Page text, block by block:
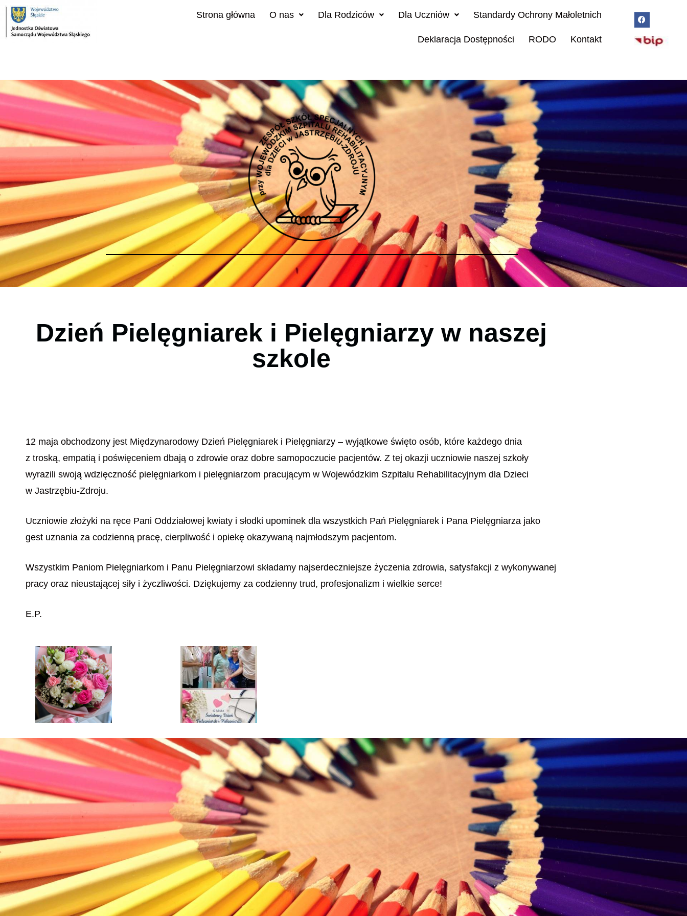
treści
Strona główna O nas Dla Rodziców Dla Uczniów Standardy Ochrony Małoletnich
Deklaracja Dostępności RODO Kontakt
Dzień Pielęgniarek i Pielęgniarzy w naszej
szkole
12 maja obchodzony jest Międzynarodowy Dzień Pielęgniarek i Pielęgniarzy – wyjątkowe święto osób, które każdego dnia
z troską, empatią i poświęceniem dbają o zdrowie oraz dobre samopoczucie pacjentów. Z tej okazji uczniowie naszej szkoły
wyrazili swoją wdzięczność pielęgniarkom i pielęgniarzom pracującym w Wojewódzkim Szpitalu Rehabilitacyjnym dla Dzieci
w Jastrzębiu-Zdroju.
Uczniowie złożyki na ręce Pani Oddziałowej kwiaty i słodki upominek dla wszystkich Pań Pielęgniarek i Pana Pielęgniarza jako
gest uznania za codzienną pracę, cierpliwość i opiekę okazywaną najmłodszym pacjentom.
Wszystkim Paniom Pielęgniarkom i Panu Pielęgniarzowi składamy najserdeczniejsze życzenia zdrowia, satysfakcji z wykonywanej
pracy oraz nieustającej siły i życzliwości. Dziękujemy za codzienny trud, profesjonalizm i wielkie serce!
E.P.